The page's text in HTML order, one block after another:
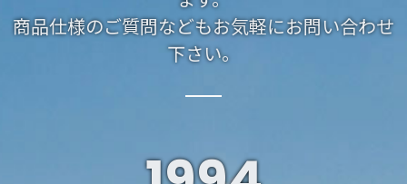
商品仕様のご質問などもお気軽にお問い合わせ
下さい。